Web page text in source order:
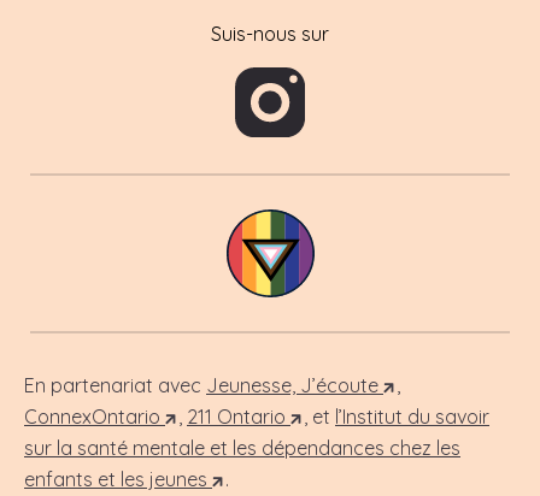
Suis-nous sur
En partenariat avec Jeunesse, J’écoute
,
ConnexOntario
, 211 Ontario , et l’Institut du savoir
sur la santé mentale et les dépendances chez les
enfants et les jeunes
.